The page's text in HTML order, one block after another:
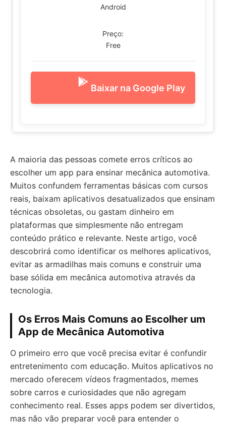
Android
Preço:
Free
Baixar na Google Play
A maioria das pessoas comete erros críticos ao
escolher um app para ensinar mecânica automotiva.
Muitos confundem ferramentas básicas com cursos
reais, baixam aplicativos desatualizados que ensinam
técnicas obsoletas, ou gastam dinheiro em
plataformas que simplesmente não entregam
conteúdo prático e relevante. Neste artigo, você
descobrirá como identificar os melhores aplicativos,
evitar as armadilhas mais comuns e construir uma
base sólida em mecânica automotiva através da
tecnologia.
Os Erros Mais Comuns ao Escolher um
App de Mecânica Automotiva
O primeiro erro que você precisa evitar é confundir
entretenimento com educação. Muitos aplicativos no
mercado oferecem vídeos fragmentados, memes
sobre carros e curiosidades que não agregam
conhecimento real. Esses apps podem ser divertidos,
mas não vão preparar você para entender o